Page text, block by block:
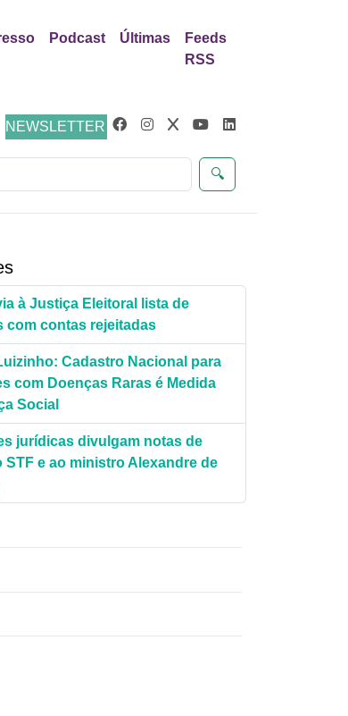
Podcast Últimas
Feeds
RSS
NEWSLETTER
🔍
à Justiça Eleitoral lista de
com contas rejeitadas
Cadastro Nacional para
com Doenças Raras é Medida
Social
jurídicas divulgam notas de
STF e ao ministro Alexandre de